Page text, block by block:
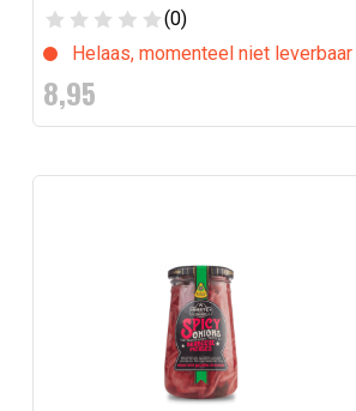
(0)
Helaas, momenteel niet leverbaar
8,95